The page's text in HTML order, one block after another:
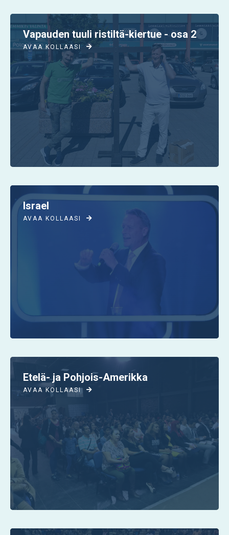
Vapauden tuuli ristiltä-kiertue - osa 2
AVAA KOLLAASI 
Israel
AVAA KOLLAASI 
Etelä- ja Pohjois-Amerikka
AVAA KOLLAASI 